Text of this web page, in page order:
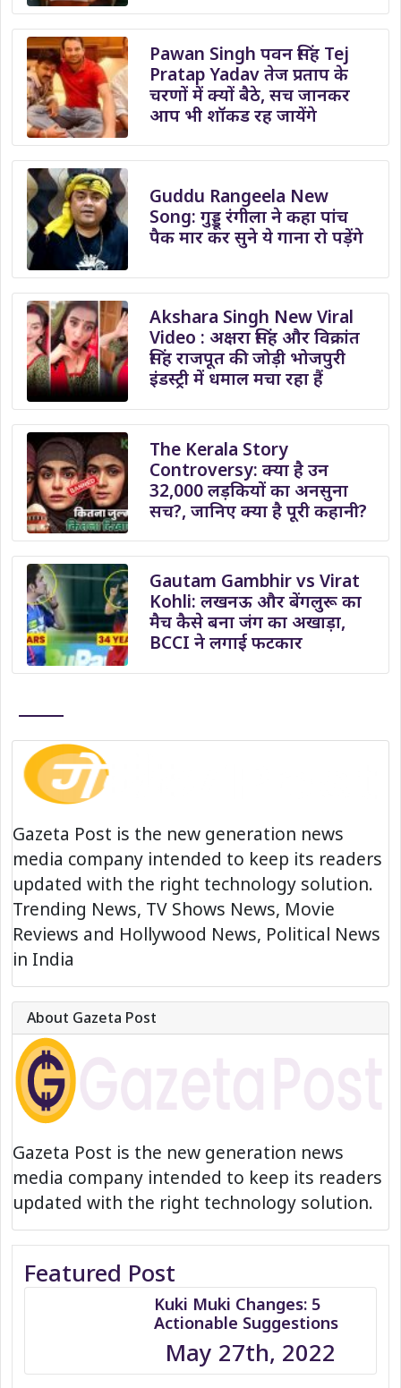
Pawan Singh पवन सिंह Tej
Pratap Yadav तेज प्रताप के
चरणों में क्यों बैठे, सच जानकर
आप भी शॉकड रह जायेंगे
Guddu Rangeela New
Song: गुड्डू रंगीला ने कहा पांच
पैक मार कर सुने ये गाना रो पड़ेंगे
Akshara Singh New Viral
Video : अक्षरा सिंह और विक्रांत
सिंह राजपूत की जोड़ी भोजपुरी
इंडस्ट्री में धमाल मचा रहा हैं
The Kerala Story
Controversy: क्या है उन
32,000 लड़कियों का अनसुना
सच?, जानिए क्या है पूरी कहानी?
Gautam Gambhir vs Virat
Kohli: लखनऊ और बेंगलुरू का
मैच कैसे बना जंग का अखाड़ा,
BCCI ने लगाई फटकार
Gazeta Post is the new generation news
media company intended to keep its readers
updated with the right technology solution.
Trending News, TV Shows News, Movie
Reviews and Hollywood News, Political News
in India
About Gazeta Post
Gazeta Post is the new generation news
media company intended to keep its readers
updated with the right technology solution.
Featured Post
Kuki Muki Changes: 5
Actionable Suggestions
May 27th, 2022